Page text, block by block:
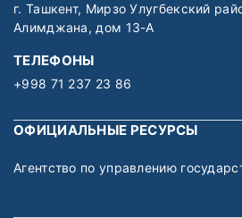
г. Ташкент, Мирзо Улугбекский
Алимджана, дом 13-А
ТЕЛЕФОНЫ
+998 71 237 23 86
ОФИЦИАЛЬНЫЕ РЕСУРСЫ
Агентство по управлению